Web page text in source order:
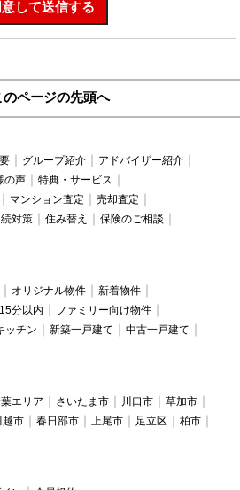
のページの先頭へ
グループ紹介
アドバイザー紹介
の声
特典・サービス
マンション査定
売却査定
対策 住み替え
保険のご相談
オリジナル物件
新着物件
分以内
ファミリー向け物件
ッチン 新築一戸建て
中古一戸建て
エリア さいたま市 川口市
草加市
越市 春日部市 上尾市 足立区
柏市